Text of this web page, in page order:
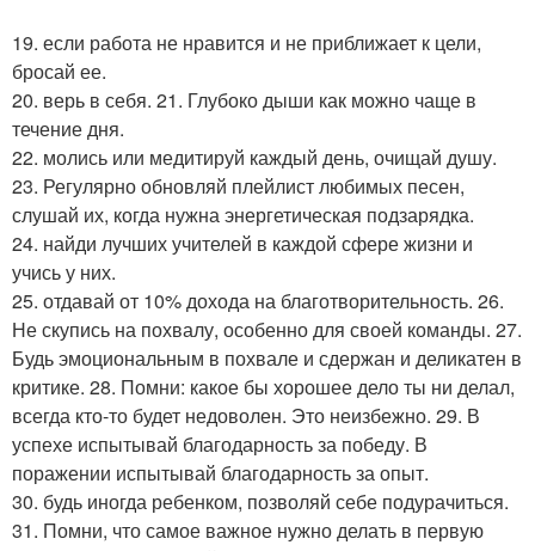
19. если работа не нравится и не приближает к цели,
бросай ее.
20. верь в себя. 21. Глубоко дыши как можно чаще в
течение дня.
22. молись или медитируй каждый день, очищай душу.
23. Регулярно обновляй плейлист любимых песен,
слушай их, когда нужна энергетическая подзарядка.
24. найди лучших учителей в каждой сфере жизни и
учись у них.
25. отдавай от 10% дохода на благотворительность. 26.
Не скупись на похвалу, особенно для своей команды. 27.
Будь эмоциональным в похвале и сдержан и деликатен в
критике. 28. Помни: какое бы хорошее дело ты ни делал,
всегда кто-то будет недоволен. Это неизбежно. 29. В
успехе испытывай благодарность за победу. В
поражении испытывай благодарность за опыт.
30. будь иногда ребенком, позволяй себе подурачиться.
31. Помни, что самое важное нужно делать в первую